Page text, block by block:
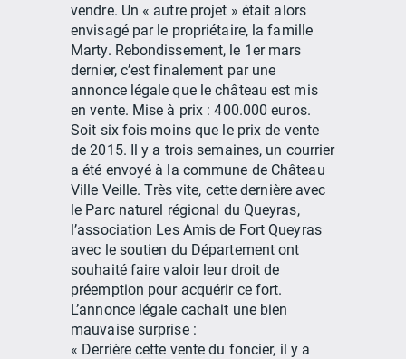
vendre. Un « autre projet » était alors
envisagé par le propriétaire, la famille
Marty. Rebondissement, le 1er mars
dernier, c’est finalement par une
annonce légale que le château est mis
en vente. Mise à prix : 400.000 euros.
Soit six fois moins que le prix de vente
de 2015. Il y a trois semaines, un courrier
a été envoyé à la commune de Château
Ville Veille. Très vite, cette dernière avec
le Parc naturel régional du Queyras,
l’association Les Amis de Fort Queyras
avec le soutien du Département ont
souhaité faire valoir leur droit de
préemption pour acquérir ce fort.
L’annonce légale cachait une bien
mauvaise surprise :
« Derrière cette vente du foncier, il y a